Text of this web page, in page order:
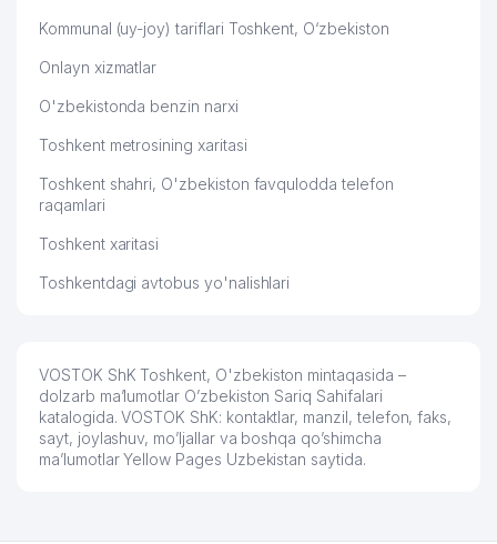
Kommunal (uy-joy) tariflari Toshkent, O‘zbekiston
Onlayn xizmatlar
O'zbekistonda benzin narxi
Toshkent metrosining xaritasi
Toshkent shahri, O'zbekiston favqulodda telefon
raqamlari
Toshkent xaritasi
Toshkentdagi avtobus yo'nalishlari
VOSTOK ShK Toshkent, O'zbekiston mintaqasida –
dolzarb ma’lumotlar O’zbekiston Sariq Sahifalari
katalogida. VOSTOK ShK: kontaktlar, manzil, telefon, faks,
sayt, joylashuv, mo’ljallar va boshqa qo’shimcha
ma’lumotlar Yellow Pages Uzbekistan saytida.